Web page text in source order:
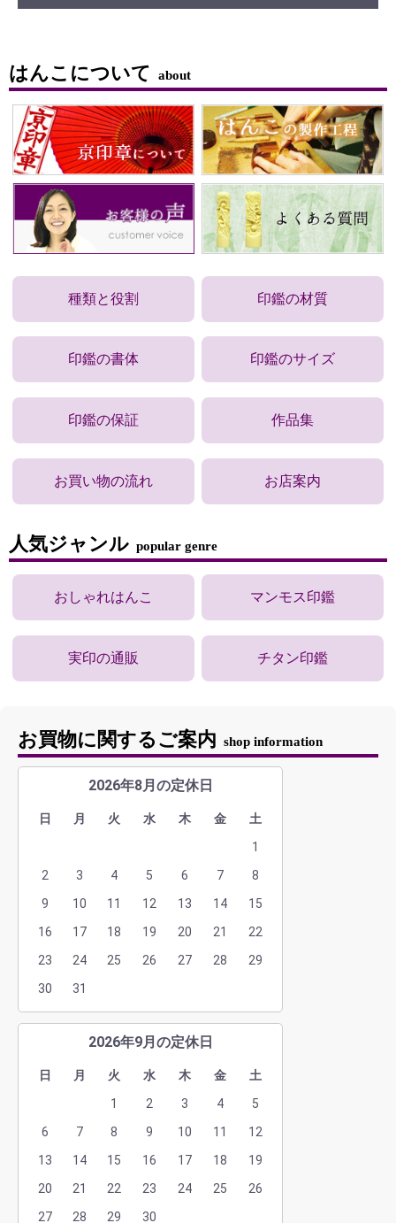
はんこについて about
種類と役割 印鑑の材質
印鑑の書体 印鑑のサイズ
印鑑の保証 作品集
お買い物の流れ お店案内
人気ジャンル popular genre
おしゃれはんこ マンモス印鑑
実印の通販 チタン印鑑
お買物に関するご案内 shop information
2026年8月の定休日
日 月 火 水 木 金
土
1
2
3 4 5 6 7
8
9
10 11 12 13 14
15
16
17 18 19 20 21
22
23
24 25 26 27 28
29
30
31
2026年9月の定休日
日 月 火 水 木 金
土
1
2 3 4
5
6
7 8 9 10 11
12
13
14 15 16 17 18
19
20
21 22 23 24 25
26
27
28 29 30